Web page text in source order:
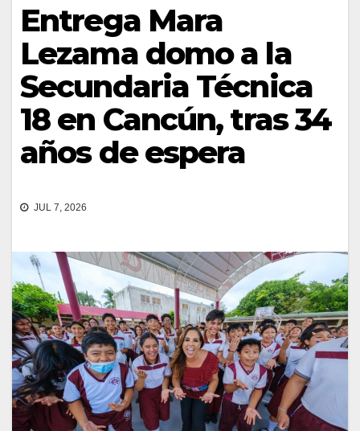
Entrega Mara
Lezama domo a la
Secundaria Técnica
18 en Cancún, tras 34
años de espera
JUL 7, 2026